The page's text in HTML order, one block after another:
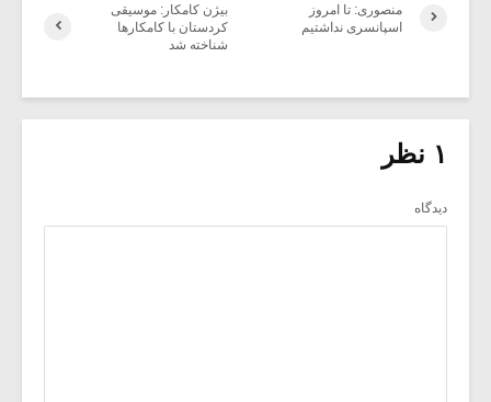
بیژن کامکار: موسیقی
کردستان با کامکارها
شناخته شد
منصوری: تا امروز
اسپانسری نداشتیم
۱ نظر
دیدگاه